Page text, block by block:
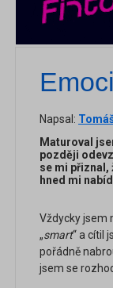
Napsal:
Maturoval
později
se mi přiznal,
hned mi
Vždycky jsem
„smart“ a cítil
pořádně
jsem se